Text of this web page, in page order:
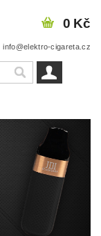
info@elektro-cigareta.cz
0 Kč